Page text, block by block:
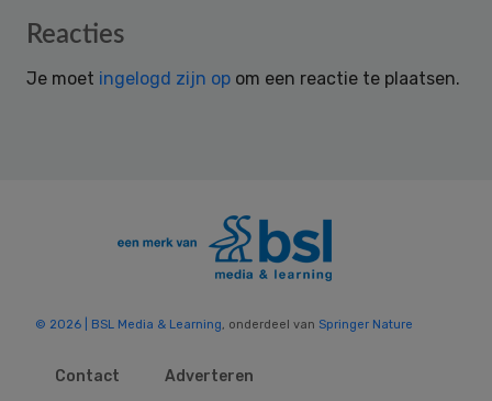
Reader
Reacties
Je moet ingelogd zijn op om een reactie te plaatsen.
© 2026 | BSL Media & Learning , onderdeel van Springer Nature
Contact Adverteren